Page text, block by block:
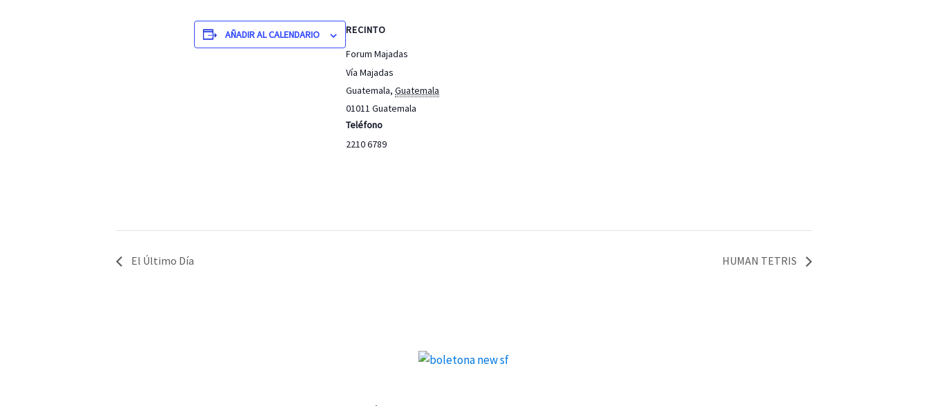
AÑADIR AL CALENDARIO
RECINTO
Forum Majadas
Vía Majadas
Guatemala, Guatemala
01011 Guatemala
Teléfono
2210 6789
El Último Día HUMAN TETRIS